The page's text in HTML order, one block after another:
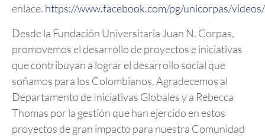
enlace. https://www.facebook.com/pg/unicorpas/videos/
Desde la Fundación Universitaria Juan N. Corpas,
promovemos el desarrollo de proyectos e iniciativas
que contribuyan a lograr el desarrollo social que
soñamos para los Colombianos. Agradecemos al
Departamento de Iniciativas Globales y a Rebecca
Thomas por la gestión que han ejercido en estos
proyectos de gran impacto para nuestra Comunidad